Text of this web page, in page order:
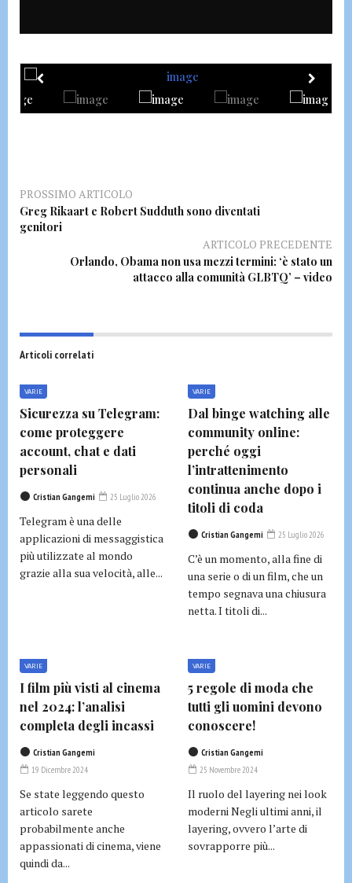
PROSSIMO ARTICOLO
Greg Rikaart e Robert Sudduth sono diventati
genitori
ARTICOLO PRECEDENTE
Orlando, Obama non usa mezzi termini: ‘è stato un
attacco alla comunità GLBTQ’ – video
Articoli correlati
VARIE
Sicurezza su Telegram:
come proteggere
account, chat e dati
personali
Cristian Gangemi 25 Luglio 2026
Telegram è una delle
applicazioni di messaggistica
più utilizzate al mondo
grazie alla sua velocità, alle...
VARIE
Dal binge watching alle
community online:
perché oggi
l’intrattenimento
continua anche dopo i
titoli di coda
Cristian Gangemi 25 Luglio 2026
C’è un momento, alla fine di
una serie o di un film, che un
tempo segnava una chiusura
netta. I titoli di...
VARIE
I film più visti al cinema
nel 2024: l’analisi
completa degli incassi
Cristian Gangemi
19 Dicembre 2024
Se state leggendo questo
articolo sarete
probabilmente anche
appassionati di cinema, viene
quindi da...
VARIE
5 regole di moda che
tutti gli uomini devono
conoscere!
Cristian Gangemi
25 Novembre 2024
Il ruolo del layering nei look
moderni Negli ultimi anni, il
layering, ovvero l’arte di
sovrapporre più...